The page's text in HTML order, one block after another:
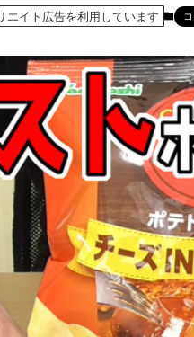
エイト広告を利用しています